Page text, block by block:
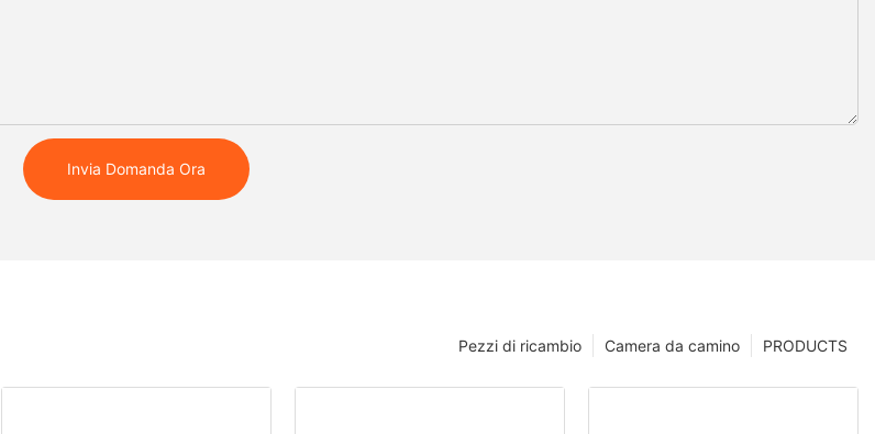
Invia Domanda Ora
PRODUCTS
Camera da camino
Pezzi di ricambio